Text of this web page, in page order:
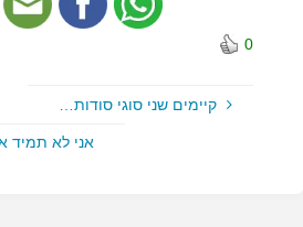
0
קיימים שני סוגי סודות…
אני לא תמיד